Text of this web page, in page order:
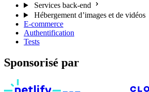
Services back-end
Hébergement d’images et de vidéos
E-commerce
Authentification
Tests
Sponsorisé par